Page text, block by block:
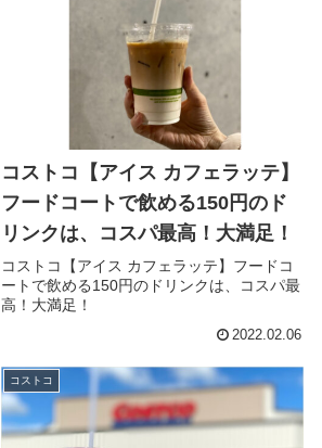
コストコ【アイス カフェラッテ】
フードコートで飲める150円のド
リンクは、コスパ最高！大満足！
コストコ【アイス カフェラッテ】フードコ
ートで飲める150円のドリンクは、コスパ最
高！大満足！
2022.02.06
コストコ